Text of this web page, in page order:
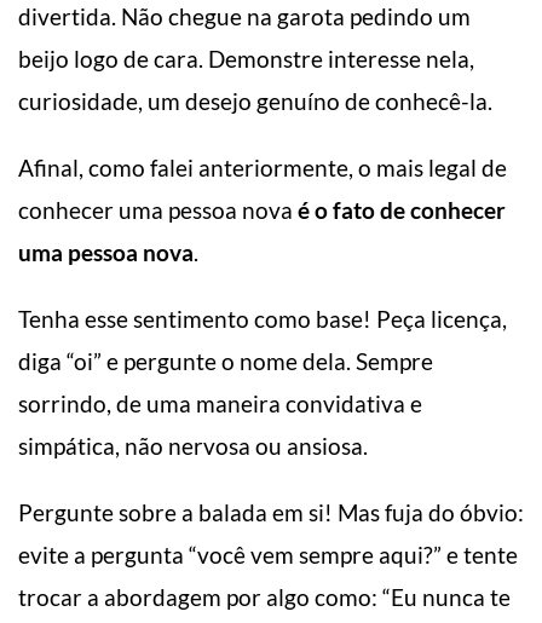
divertida. Não chegue na garota pedindo um
beijo logo de cara. Demonstre interesse nela,
curiosidade, um desejo genuíno de conhecê-la.
Afinal, como falei anteriormente, o mais legal de
conhecer uma pessoa nova é o fato de conhecer
uma pessoa nova.
Tenha esse sentimento como base! Peça licença,
diga “oi” e pergunte o nome dela. Sempre
sorrindo, de uma maneira convidativa e
simpática, não nervosa ou ansiosa.
Pergunte sobre a balada em si! Mas fuja do óbvio:
evite a pergunta “você vem sempre aqui?” e tente
trocar a abordagem por algo como: “Eu nunca te